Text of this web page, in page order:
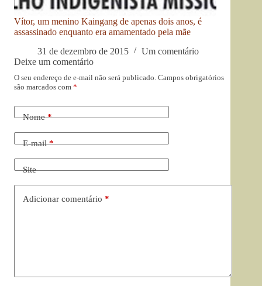
Vítor, um menino Kaingang de apenas dois anos, é
assassinado enquanto era amamentado pela mãe
31 de dezembro de 2015
Um comentário
Deixe um comentário
O seu endereço de e-mail não será publicado. Campos obrigatórios
são marcados com *
Nome*
E-mail*
Site
Adicionar comentário *